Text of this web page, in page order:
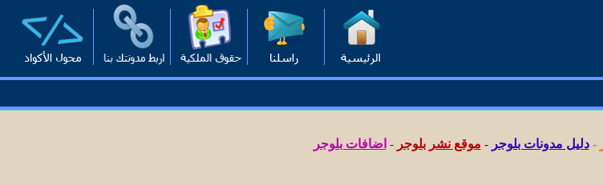
-دليل مدونات بلوجر - موقع نشر بلوجر - اضافات بلوجر